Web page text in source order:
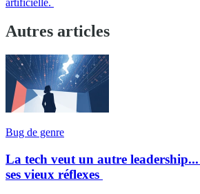
Autres articles
Bug de genre
La tech veut un autre leadership...
ses vieux réflexes